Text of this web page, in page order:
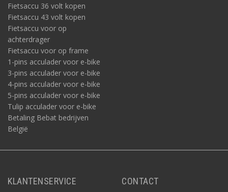
Fietsaccu 36 volt kopen
Fietsaccu 43 volt kopen
Fietsaccu voor op
achterdrager
Fietsaccu voor op frame
1-pins acculader voor e-bike
3-pins acculader voor e-bike
4-pins acculader voor e-bike
5-pins acculader voor e-bike
Tulip acculader voor e-bike
Betaling Bebat bedrijven
België
KLANTENSERVICE CONTACT